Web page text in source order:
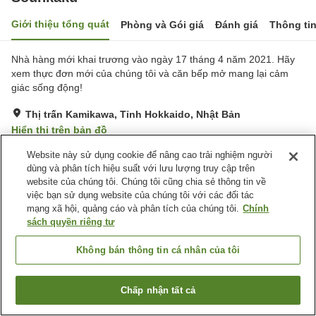
Giới thiệu tổng quát Phòng và Gói giá Đánh giá Thông
Nhà hàng mới khai trương vào ngày 17 tháng 4 năm 2021. Hãy
xem thực đơn mới của chúng tôi và căn bếp mở mang lại cảm
giác sống động!
Thị trấn Kamikawa, Tỉnh Hokkaido, Nhật Bản
Hiển thị trên bản đồ
Rất tốt Đánh giá:373 lượt
Tiện nghi chỗ nghỉ
Bãi đỗ xe
Nhà hàng
Máy bán hàng tự động
Trang chủ Nhật Bản Tỉnh Hokkaido
Thị trấn Kamikawa
Sounkaku
Tìm phòng trống
Website này sử dụng cookie để nâng cao trải nghiệm người
dùng và phân tích hiệu suất với lưu lượng truy cập trên
website của chúng tôi. Chúng tôi cũng chia sẻ thông tin về
việc bạn sử dụng website của chúng tôi với các đối tác
mạng xã hội, quảng cáo và phân tích của chúng tôi. Chính
sách quyền riêng tư
Không bán thông tin cá nhân của tôi
Chấp nhận tất cả